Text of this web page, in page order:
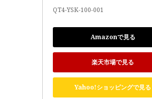
QT4-YSK-100-001
Amazonで見る
楽天市場で見る
Yahoo!ショッピングで見る